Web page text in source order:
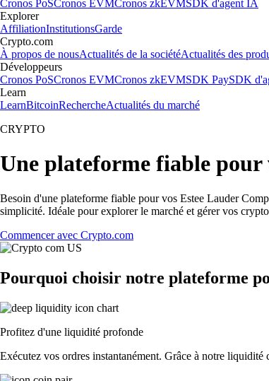
Cronos PoSCronos EVMCronos zkEVMSDK d'agent IA
Explorer
AffiliationInstitutionsGarde
Crypto.com
À propos de nousActualités de la sociétéActualités des
Développeurs
Cronos PoSCronos EVMCronos zkEVMSDK PaySDK
Learn
LearnBitcoinRechercheActualités du marché
CRYPTO
Une plateforme fiable pour
Besoin d'une plateforme fiable pour vos Estee Lauder
simplicité. Idéale pour explorer le marché et gérer vos
Commencer avec Crypto.com
Pourquoi choisir notre plateforme
Profitez d'une liquidité profonde
Exécutez vos ordres instantanément. Grâce à notre